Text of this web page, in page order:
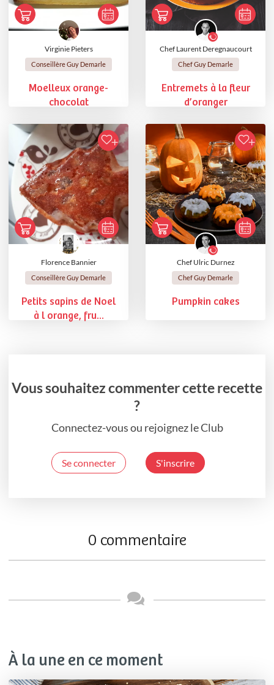
Virginie Pieters
Conseillère Guy Demarle
Moelleux orange-
chocolat
Chef Laurent Deregnaucourt
Chef Guy Demarle
Entremets à la fleur
d’oranger
Florence Bannier
Conseillère Guy Demarle
Petits sapins de Noel
à l orange, fru...
Chef Ulric Durnez
Chef Guy Demarle
Pumpkin cakes
Vous souhaitez commenter cette recette
?
Connectez-vous ou rejoignez le Club
Se connecter S'inscrire
0 commentaire
À la une en ce moment